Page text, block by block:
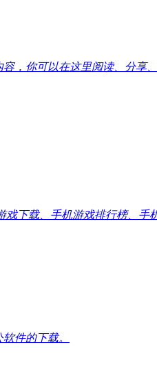
，你可以在这里阅读、分享
下载、手机游戏排行榜、
件的下载。